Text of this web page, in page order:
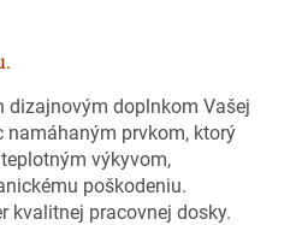
dizajnovým doplnkom Vašej
namáhaným prvkom, ktorý
výkyvom,
poškodeniu.
kvalitnej pracovnej dosky.